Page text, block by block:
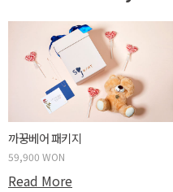
까꿍베어 패키지
59,900 WON
Read More